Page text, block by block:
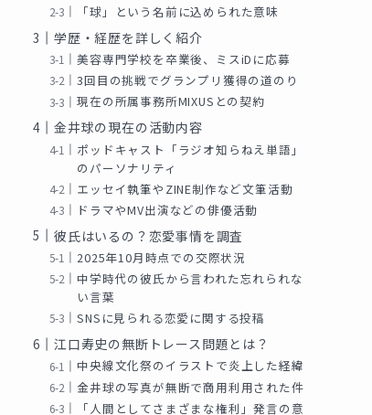
「球」という名前に込められた意味
学歴・経歴を詳しく紹介
美容専門学校を卒業後、ミスiDに応募
3回目の挑戦でグランプリ獲得の道のり
現在の所属事務所MIXUSとの契約
金井球の現在の活動内容
ポッドキャスト「ラジオ知らねえ単語」
のパーソナリティ
エッセイ執筆やZINE制作など文筆活動
ドラマやMV出演などの俳優活動
彼氏はいるの？恋愛事情を調査
2025年10月時点での交際状況
中学時代の彼氏から言われた忘れられな
い言葉
SNSに見られる恋愛に関する投稿
江口寿史の無断トレース問題とは？
中央線文化祭のイラストで炎上した経緯
金井球の写真が無断で商用利用された件
「人間としてさまざまな権利」発言の意